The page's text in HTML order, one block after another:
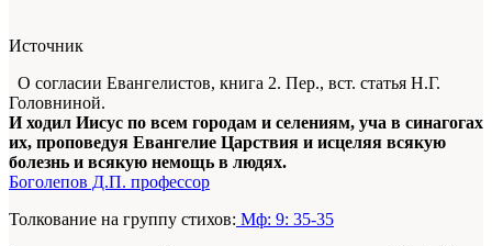
Источник
О согласии Евангелистов, книга 2. Пер., вст. статья Н.Г.
Головниной.
И ходил Иисус по всем городам и селениям, уча в синагогах
их, проповедуя Евангелие Царствия и исцеляя всякую
болезнь и всякую немощь в людях.
Боголепов Д.П. профессор
Толкование на группу стихов: Мф: 9: 35-35